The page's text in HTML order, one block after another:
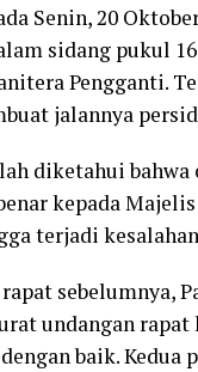
Senin, 20
sidang pukul
Pengganti.
jalannya
diketahui
kepada
terjadi
sebelumnya,
undangan
baik. Kedua